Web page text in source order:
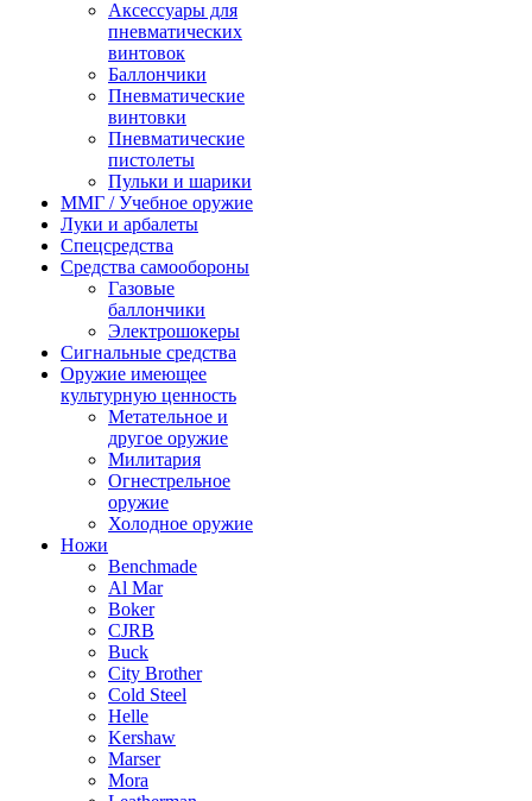
Аксессуары для
пневматических
винтовок
Баллончики
Пневматические
винтовки
Пневматические
пистолеты
Пульки и шарики
ММГ / Учебное оружие
Луки и арбалеты
Спецсредства
Средства самообороны
Газовые
баллончики
Электрошокеры
Сигнальные средства
Оружие имеющее
культурную ценность
Метательное и
другое оружие
Милитария
Огнестрельное
оружие
Холодное оружие
Ножи
Benchmade
Al Mar
Boker
CJRB
Buck
City Brother
Cold Steel
Helle
Kershaw
Marser
Mora